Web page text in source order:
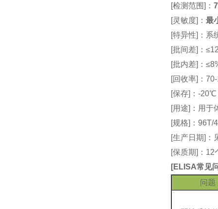
[检测范围]：
[灵敏度]：最
[特异性]：系
[批间差]：
[批内差]：
[回收率]：
[保存]：-
[用途]：用于
[规格]：96T/
[生产日期]：
[保质期]：
[ELISA常见
问题